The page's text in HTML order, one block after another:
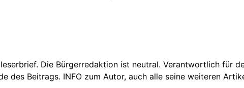
Die Bürgerredaktion ist neutral. Verantwortlich für
des Beitrags. INFO zum Autor, auch alle seine weiteren